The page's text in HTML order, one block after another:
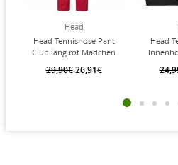
Head
Head Tennishose Pant
Club lang rot Mädchen
29,90€ 26,91€
Head